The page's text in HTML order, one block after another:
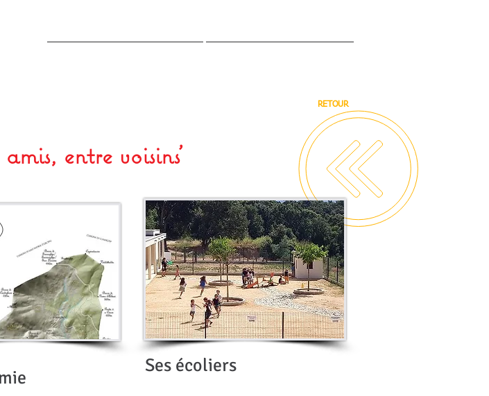
entre voisins'
RETOUR
Ses écoliers